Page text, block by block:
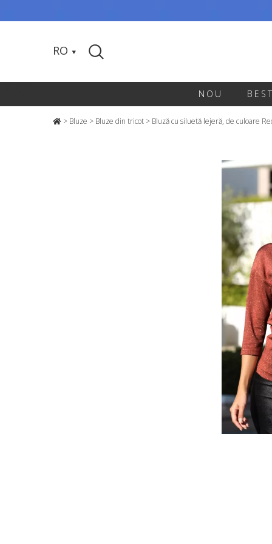
RO
NOU
> Bluze > Bluze din tricot > Bluză cu siluetă lejeră, de culoare